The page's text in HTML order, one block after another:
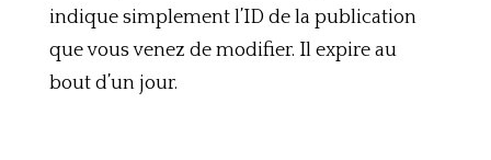
indique simplement l’ID de la publication
que vous venez de modifier. Il expire au
bout d’un jour.